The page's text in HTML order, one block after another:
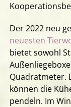
Der 2022 neu
neuesten
bietet sowohl
Quadratmeter.
können die
pendeln. Im